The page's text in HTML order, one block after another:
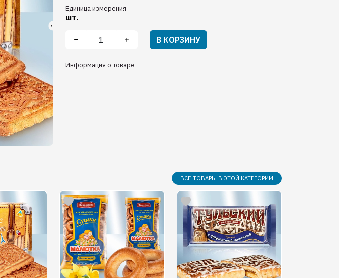
Единица измерения
шт.
В КОРЗИНУ
Информация о товаре
ВСЕ ТОВАРЫ В ЭТОЙ КАТЕГОРИИ